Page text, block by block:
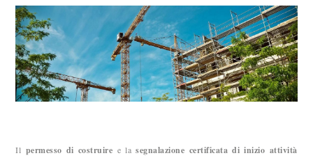
Il permesso di costruire e lasegnalazione certificata di inizio attività